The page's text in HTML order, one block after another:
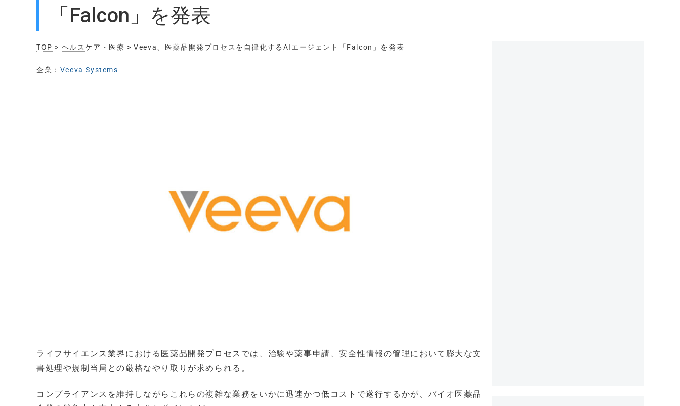
「Falcon」を発表
TOP > ヘルスケア・医療 > Veeva、医薬品開発プロセスを自律化するAIエージェント「Falcon」を発表
企業： Veeva Systems
ライフサイエンス業界における医薬品開発プロセスでは、治験や薬事申請、安全性情報の管理において膨大な文
書処理や規制当局との厳格なやり取りが求められる。
コンプライアンスを維持しながらこれらの複雑な業務をいかに迅速かつ低コストで遂行するかが、バイオ医薬品